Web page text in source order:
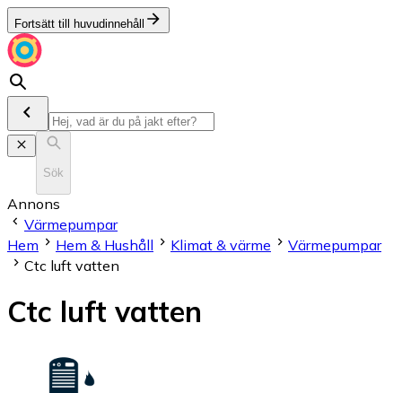
Fortsätt till huvudinnehåll
Sök
Annons
Värmepumpar
Hem
Hem & Hushåll Klimat & värme
Värmepumpar
Ctc luft vatten
Ctc luft vatten